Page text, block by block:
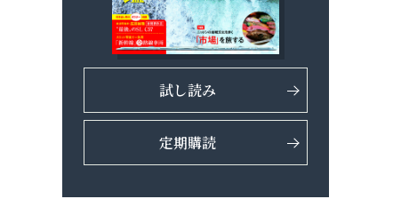
試し読み
定期購読